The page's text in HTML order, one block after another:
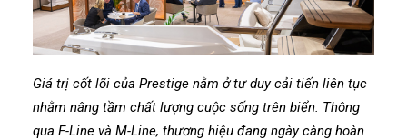
Giá trị cốt lõi của Prestige nằm ở tư duy cải tiến liên tục
nhằm nâng tầm chất lượng cuộc sống trên biển. Thông
qua F-Line và M-Line, thương hiệu đang ngày càng hoàn